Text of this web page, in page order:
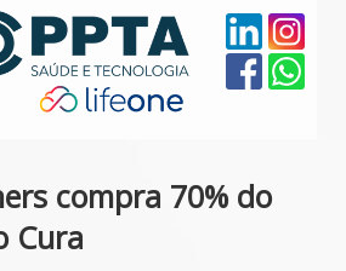
compra 70% do
Cura